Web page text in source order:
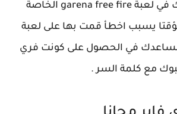
اذا تم حظر حسابك في لعبة garena free fire الخاصة
يسبب اخطأ قمت بها على لعبة
في الحصول على كونت فري
مع كلمة السر .